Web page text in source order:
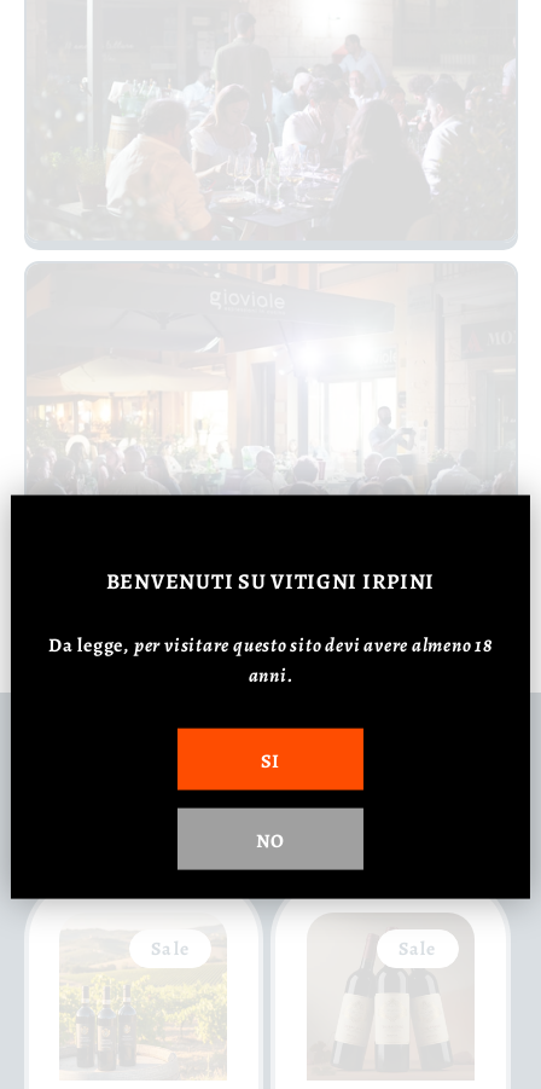
Potrebbe interessarti
Sale Sale
BENVENUTI SU VITIGNI IRPINI
Da legge, per visitare questo sito devi avere almeno 18
anni.
SI
NO